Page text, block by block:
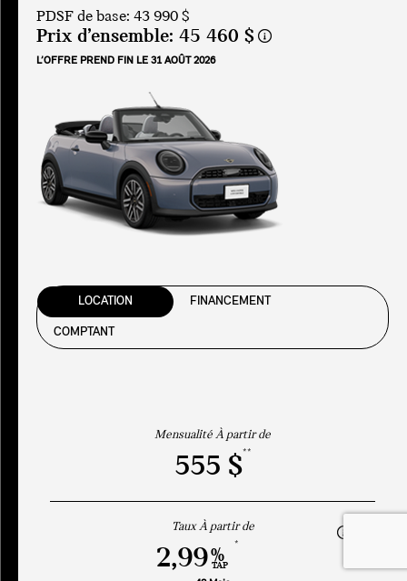
PDSF de base: 43 990 $
Prix d’ensemble: 45 460 $
L’OFFRE PREND FIN LE 31 AOÛT 2026
LOCATION FINANCEMENT
COMPTANT
Mensualité À partir de
555 $**
Taux À partir de
2,99%
TAP
*